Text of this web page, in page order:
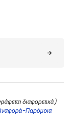
διαφορετικά)
Παρόμοια